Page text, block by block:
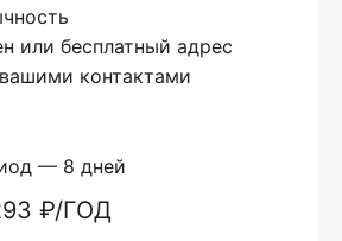
или бесплатный адрес
контактами
— 8 дней
₽/ГОД